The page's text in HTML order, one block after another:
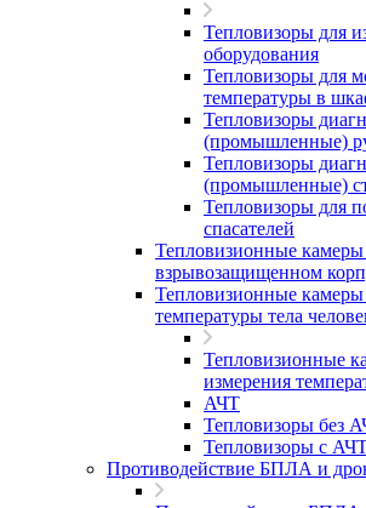
Тепловизоры для
оборудования
Тепловизоры для
температуры в
Тепловизоры
(промышленные)
Тепловизоры
(промышленные)
Тепловизоры для
спасателей
Тепловизионные
взрывозащищенном
Тепловизионные камеры
температуры тела
Тепловизионные
измерения
АЧТ
Тепловизоры без
Тепловизоры с
Противодействие БПЛА и